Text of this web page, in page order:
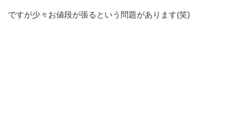
ですが少々お値段が張るという問題があります(笑)